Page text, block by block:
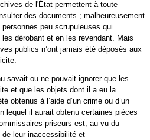
de l'État permettent à toute
des documents ; malheureusement
peu scrupuleuses qui
dérobant et en les revendant. Mais
publics n’ont jamais été déposés aux
savait ou ne pouvait ignorer que les
et que les objets dont il a eu la
obtenus à l’aide d’un crime ou d’un
lequel il aurait obtenu certaines pièces
priseurs est, au vu du
leur inaccessibilité et